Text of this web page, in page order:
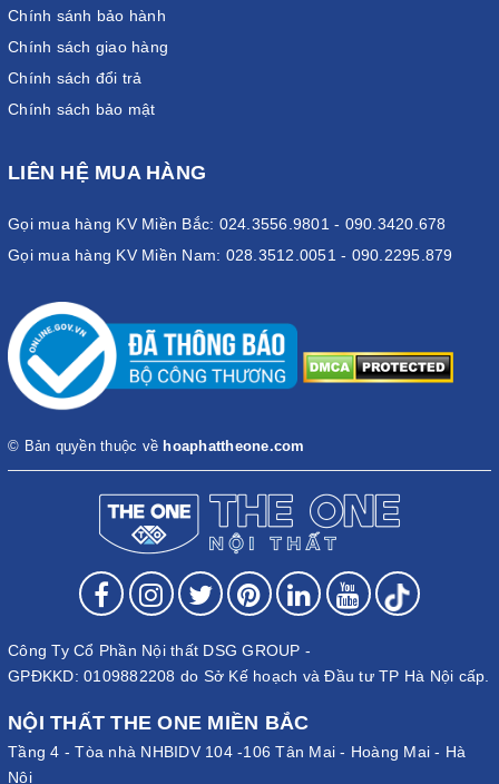
Chính sánh bảo hành
Chính sách giao hàng
Chính sách đổi trả
Chính sách bảo mật
LIÊN HỆ MUA HÀNG
Gọi mua hàng KV Miền Bắc: 024.3556.9801 - 090.3420.678
Gọi mua hàng KV Miền Nam: 028.3512.0051 - 090.2295.879
© Bản quyền thuộc về hoaphattheone.com
Công Ty Cổ Phần Nội thất DSG GROUP -
GPĐKKD: 0109882208 do Sở Kế hoạch và Đầu tư TP Hà Nội cấp.
NỘI THẤT THE ONE MIỀN BẮC
Tầng 4 - Tòa nhà NHBIDV 104 -106 Tân Mai - Hoàng Mai - Hà
Nội